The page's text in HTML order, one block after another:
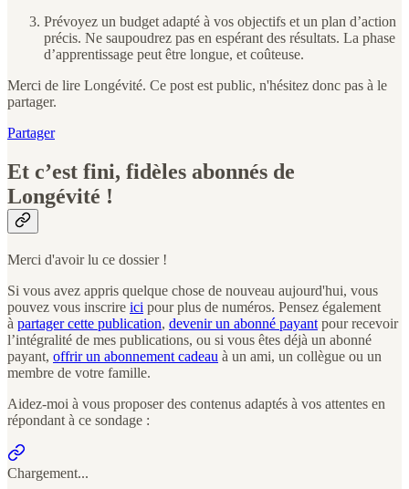
Prévoyez un budget adapté à vos objectifs et un plan d’action
précis. Ne saupoudrez pas en espérant des résultats. La phase
d’apprentissage peut être longue, et coûteuse.
Merci de lire Longévité. Ce post est public, n'hésitez donc pas à le
partager.
Partager
Et c’est fini, fidèles abonnés de
Longévité !
Merci d'avoir lu ce dossier !
Si vous avez appris quelque chose de nouveau aujourd'hui, vous
pouvez vous inscrire ici pour plus de numéros. Pensez également
à partager cette publication, devenir un abonné payant pour recevoir
l’intégralité de mes publications, ou si vous êtes déjà un abonné
payant, offrir un abonnement cadeau à un ami, un collègue ou un
membre de votre famille.
Aidez-moi à vous proposer des contenus adaptés à vos attentes en
répondant à ce sondage :
Chargement...